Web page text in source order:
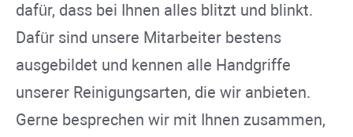
dafür, dass bei Ihnen alles blitzt und blinkt.
Dafür sind unsere Mitarbeiter bestens
ausgebildet und kennen alle Handgriffe
unserer Reinigungsarten, die wir anbieten.
Gerne besprechen wir mit Ihnen zusammen,